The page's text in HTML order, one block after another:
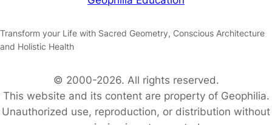
Transform your Life with Sacred Geometry, Conscious Architecture
and Holistic Health
© 2000-2026. All rights reserved.
This website and its content are property of Geophilia.
Unauthorized use, reproduction, or distribution without